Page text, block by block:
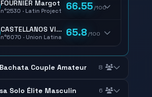
FOURNIER Margot
n°2530 · Latin Project 66.55/100
CASTELLANOS VIVIAN
n°6070 · Union Latina 65.8/100
Couple Amateur 8
Solo Élite Masculin 6